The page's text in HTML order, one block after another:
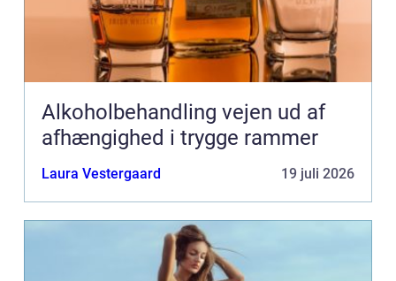
Alkoholbehandling vejen ud af
afhængighed i trygge rammer
Laura Vestergaard 19 juli 2026